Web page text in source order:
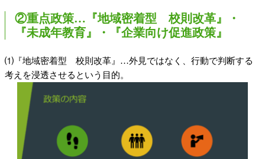
②重点政策…『地域密着型 校則改革』・
『未成年教育』・『企業向け促進政策』
⑴『地域密着型 校則改革』…外見ではなく、行動で判断する
考えを浸透させるという目的。